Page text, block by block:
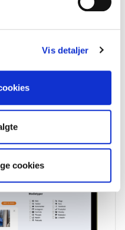
Vis detaljer
cookies
destilleret skrald ud. Derfor